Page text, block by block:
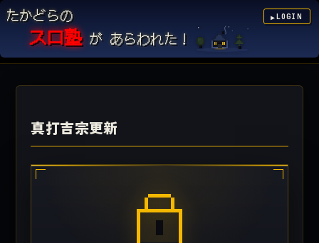
▶LOGIN
たかどらの
スロ塾が あらわれた！
真打吉宗更新